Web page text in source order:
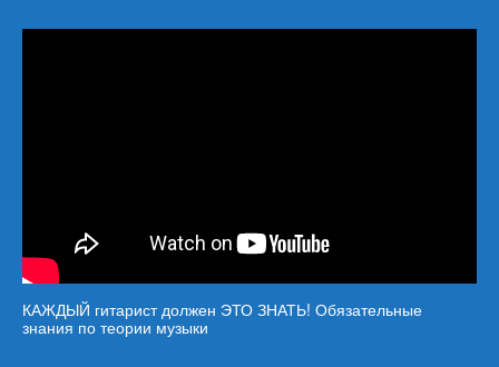
КАЖДЫЙ гитарист должен ЭТО ЗНАТЬ! Обязательные
знания по теории музыки